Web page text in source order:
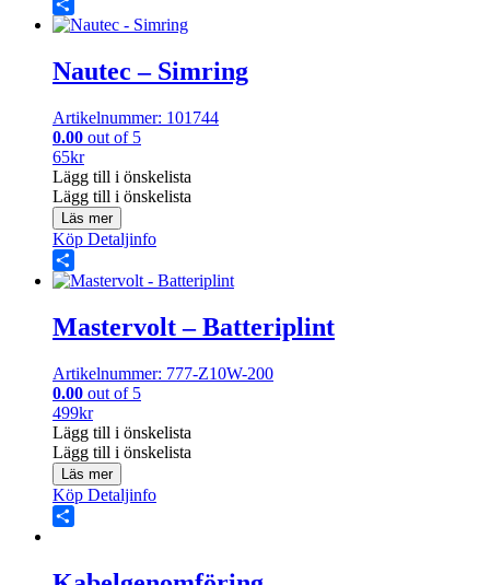
Share
Nautec – Simring
Artikelnummer: 101744
0.00 out of 5
65kr
Lägg till i önskelista
Lägg till i önskelista
Läs mer
Köp Detaljinfo
Share
Mastervolt – Batteriplint
Artikelnummer: 777-Z10W-200
0.00 out of 5
499kr
Lägg till i önskelista
Lägg till i önskelista
Läs mer
Köp Detaljinfo